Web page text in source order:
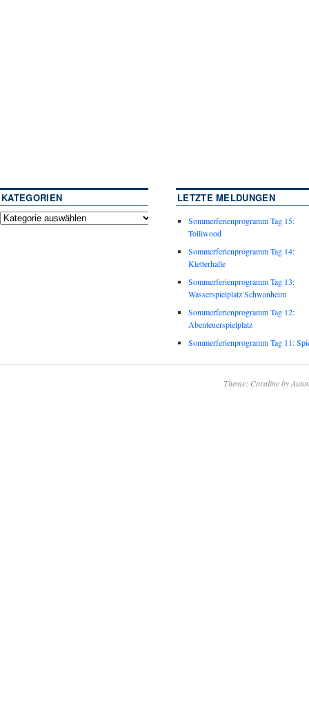
KATEGORIEN LETZTE MELDUNGEN
Sommerferienprogramm Tag 15:
Tolliwood
Sommerferienprogramm Tag 14:
Kletterhalle
Sommerferienprogramm Tag 13:
Wasserspielplatz Schwanheim
Sommerferienprogramm Tag 12:
Abenteuerspielplatz
Sommerferienprogramm Tag 11:
Theme: Coraline by